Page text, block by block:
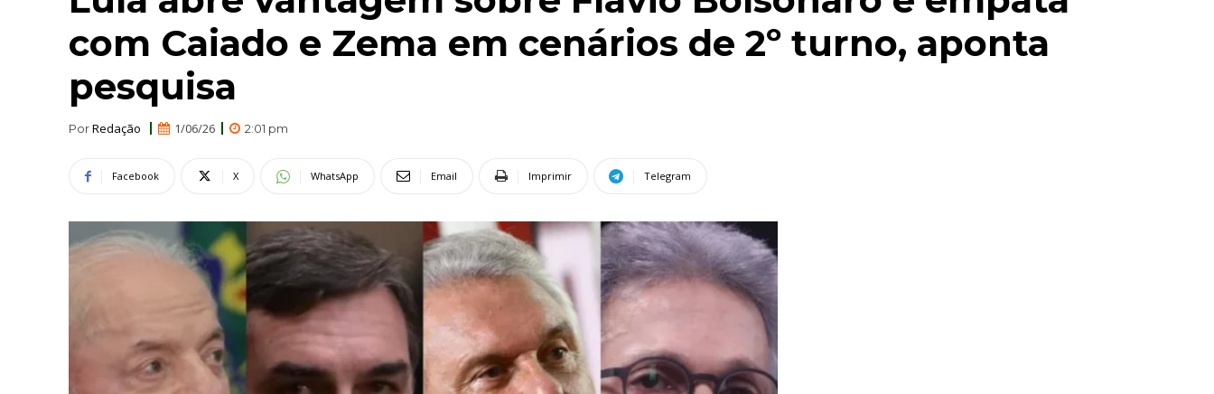
com Caiado e Zema em cenários de 2º turno, aponta
pesquisa
PorRedação 1/06/26 2:01 pm
Facebook X WhatsApp Email Imprimir Telegram